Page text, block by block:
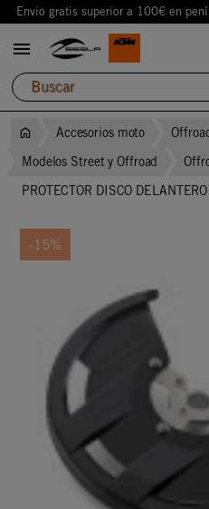
Envio gratis superior a 100€ en

Accesorios moto
Modelos Street y Offroad
PROTECTOR DISCO DELANTERO
-15%